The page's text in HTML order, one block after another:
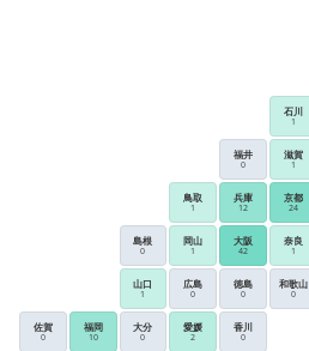
石川
1
福井
0
滋賀
1
鳥取
1
兵庫
12
京都
24
島根
0
岡山
1
大阪
42
奈良
1
山口
1
広島
0
徳島
0
和歌山
0
愛媛
2
香川
0
大分
0
佐賀
0
福岡
10